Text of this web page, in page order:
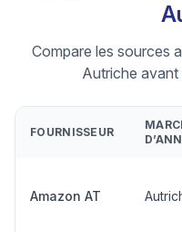
Compare les sources
Autriche avant
FOURNISSEUR
Amazon AT